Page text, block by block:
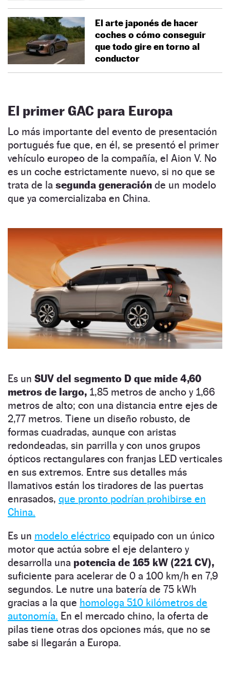
El arte japonés de hacer
coches o cómo conseguir
que todo gire en torno al
conductor
El primer GAC para Europa
Lo más importante del evento de presentación
portugués fue que, en él, se presentó el primer
vehículo europeo de la compañía, el Aion V. No
es un coche estrictamente nuevo, si no que se
trata de la segunda generación de un modelo
que ya comercializaba en China.
Es un SUV del segmento D que mide 4,60
metros de largo, 1,85 metros de ancho y 1,66
metros de alto; con una distancia entre ejes de
2,77 metros. Tiene un diseño robusto, de
formas cuadradas, aunque con aristas
redondeadas, sin parrilla y con unos grupos
ópticos rectangulares con franjas LED verticales
en sus extremos. Entre sus detalles más
llamativos están los tiradores de las puertas
enrasados, que pronto podrían prohibirse en
China.
Es un modelo eléctrico equipado con un único
motor que actúa sobre el eje delantero y
desarrolla una potencia de 165 kW (221 CV),
suficiente para acelerar de 0 a 100 km/h en 7,9
segundos. Le nutre una batería de 75 kWh
gracias a la que homologa 510 kilómetros de
autonomía. En el mercado chino, la oferta de
pilas tiene otras dos opciones más, que no se
sabe si llegarán a Europa.